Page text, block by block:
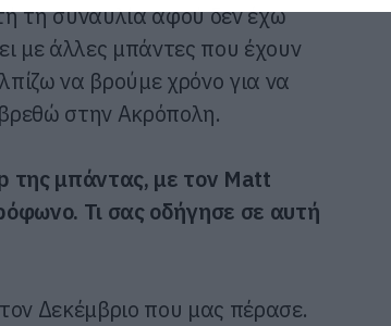
τη συναυλία αφού δεν έχω
με άλλες μπάντες που έχουν
να βρούμε χρόνο για να
στην Ακρόπολη.
της μπάντας, με τον Matt
Τι σας οδήγησε σε αυτή
Δεκέμβριο που μας πέρασε.